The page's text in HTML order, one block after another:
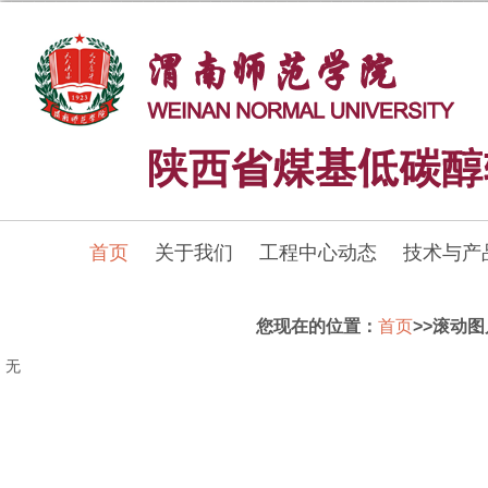
首页 关于我们 工程中心动态 技术与产
您现在的位置： 首页>>滚动
无